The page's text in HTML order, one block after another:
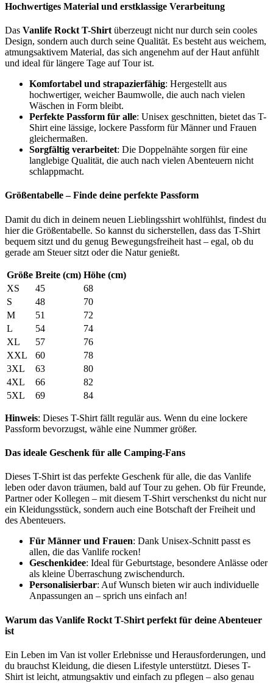
Hochwertiges Material und erstklassige Verarbeitung
Das Vanlife Rockt T-Shirt überzeugt nicht nur durch sein cooles
Design, sondern auch durch seine Qualität. Es besteht aus weichem,
atmungsaktivem Material, das sich angenehm auf der Haut anfühlt
und ideal für längere Tage auf Tour ist.
Komfortabel und strapazierfähig: Hergestellt aus
hochwertiger, weicher Baumwolle, die auch nach vielen
Wäschen in Form bleibt.
Perfekte Passform für alle: Unisex geschnitten, bietet das T-
Shirt eine lässige, lockere Passform für Männer und Frauen
gleichermaßen.
Sorgfältig verarbeitet: Die Doppelnähte sorgen für eine
langlebige Qualität, die auch nach vielen Abenteuern nicht
schlappmacht.
Größentabelle – Finde deine perfekte Passform
Damit du dich in deinem neuen Lieblingsshirt wohlfühlst, findest du
hier die Größentabelle. So kannst du sicherstellen, dass das T-Shirt
bequem sitzt und du genug Bewegungsfreiheit hast – egal, ob du
gerade am Steuer sitzt oder die Natur genießt.
Größe Breite (cm) Höhe (cm)
XS
45
68
S
48
70
M
51
72
L
54
74
XL
57
76
XXL
60
78
3XL
63
80
4XL
66
82
5XL
69 84
Hinweis: Dieses T-Shirt fällt regulär aus. Wenn du eine lockere
Passform bevorzugst, wähle eine Nummer größer.
Das ideale Geschenk für alle Camping-Fans
Dieses T-Shirt ist das perfekte Geschenk für alle, die das Vanlife
leben oder davon träumen, bald auf Tour zu gehen. Ob für Freunde,
Partner oder Kollegen – mit diesem T-Shirt verschenkst du nicht nur
ein Kleidungsstück, sondern auch eine Botschaft der Freiheit und
des Abenteuers.
Für Männer und Frauen: Dank Unisex-Schnitt passt es
allen, die das Vanlife rocken!
Geschenkidee: Ideal für Geburtstage, besondere Anlässe oder
als kleine Überraschung zwischendurch.
Personalisierbar: Auf Wunsch bieten wir auch individuelle
Anpassungen an – sprich uns einfach an!
Warum das Vanlife Rockt T-Shirt perfekt für deine Abenteuer
ist
Ein Leben im Van ist voller Erlebnisse und Herausforderungen, und
du brauchst Kleidung, die diesen Lifestyle unterstützt. Dieses T-
Shirt ist leicht, atmungsaktiv und einfach zu pflegen – also genau